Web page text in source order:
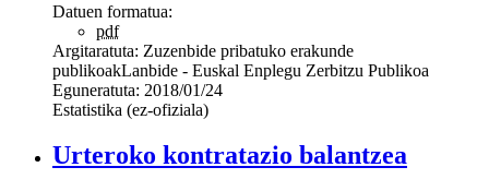
Datuen formatua:
pdf
Argitaratuta: Zuzenbide pribatuko erakunde
publikoakLanbide - Euskal Enplegu Zerbitzu Publikoa
Eguneratuta: 2018/01/24
Estatistika (ez-ofiziala)
Urteroko kontratazio balantzea